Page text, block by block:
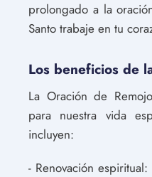
prolongado a la
Santo trabaje en tu
Los beneficios de
La Oración de
para nuestra vida
incluyen:
- Renovación